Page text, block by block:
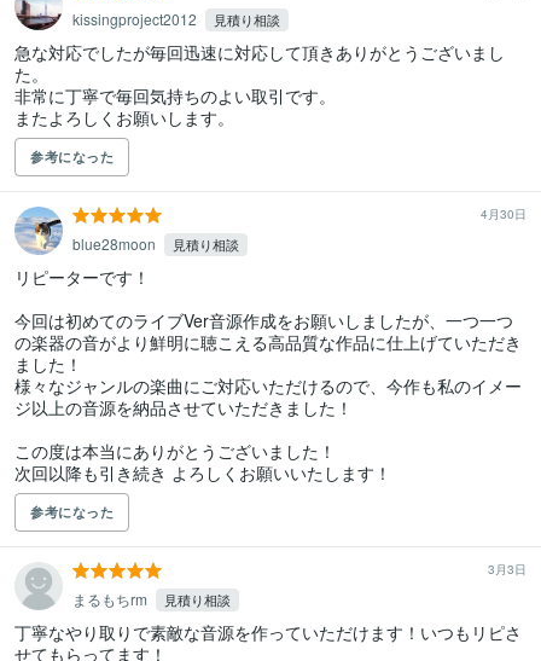
kissingproject2012 見積り相談
急な対応でしたが毎回迅速に対応して頂きありがとうございまし
た。
非常に丁寧で毎回気持ちのよい取引です。
またよろしくお願いします。
参考になった
4月30日
blue28moon 見積り相談
リピーターです！
今回は初めてのライブVer音源作成をお願いしましたが、一つ一つ
の楽器の音がより鮮明に聴こえる高品質な作品に仕上げていただき
ました！
様々なジャンルの楽曲にご対応いただけるので、今作も私のイメー
ジ以上の音源を納品させていただきました！
この度は本当にありがとうございました！
次回以降も引き続き よろしくお願いいたします！
参考になった
3月3日
まるもちrm 見積り相談
丁寧なやり取りで素敵な音源を作っていただけます！いつもリピさ
せてもらってます！